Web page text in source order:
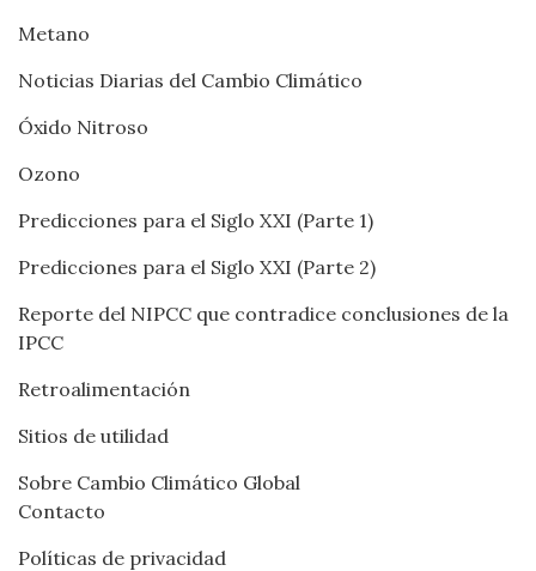
Metano
Noticias Diarias del Cambio Climático
Óxido Nitroso
Ozono
Predicciones para el Siglo XXI (Parte 1)
Predicciones para el Siglo XXI (Parte 2)
Reporte del NIPCC que contradice conclusiones de la
IPCC
Retroalimentación
Sitios de utilidad
Sobre Cambio Climático Global
Contacto
Políticas de privacidad